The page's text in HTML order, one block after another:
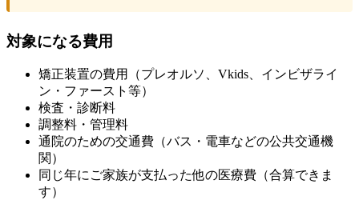
対象になる費用
矯正装置の費用（プレオルソ、Vkids、インビザライ
ン・ファースト等）
検査・診断料
調整料・管理料
通院のための交通費（バス・電車などの公共交通機
関）
同じ年にご家族が支払った他の医療費（合算できま
す）